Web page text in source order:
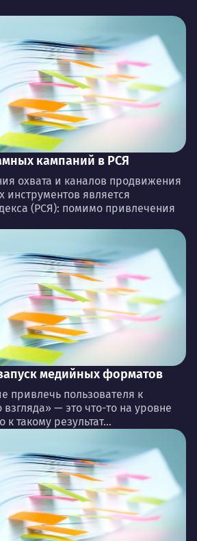
кампаний в РСЯ
охвата и каналов продвижения
является
(РСЯ): помимо привлечения
медийных форматов
привлечь пользователя к
взгляда» — это что-то на уровне
такому результат...